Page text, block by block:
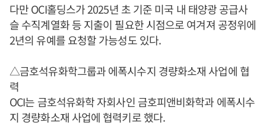
다만 OCI홀딩스가 2025년 초 기준 미국 내 태양광 공급사
슬 수직계열화 등 지출이 필요한 시점으로 여겨져 공정위에
2년의 유예를 요청할 가능성도 있다.
△금호석유화학그룹과 에폭시수지 경량화소재 사업에 협
력
OCI는 금호석유화학 자회사인 금호피앤비화학과 에폭시수
지 경량화소재 사업에 협력키로 했다.